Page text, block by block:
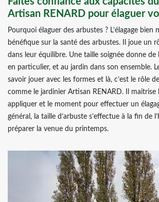
Artisan RENARD pour élaguer
Pourquoi élaguer des arbustes ? L’élagage bien
bénéfique sur la santé des arbustes. Il joue un
dans leur équilibre. Une taille soignée donne de
en particulier, et au jardin dans son ensemble.
savoir jouer avec les formes et là, c’est le rôle
comme le jardinier Artisan RENARD. Il maitrise
appliquer et le moment pour effectuer un
général, la taille d’arbuste s’effectue à la fin de
préparer la venue du printemps.